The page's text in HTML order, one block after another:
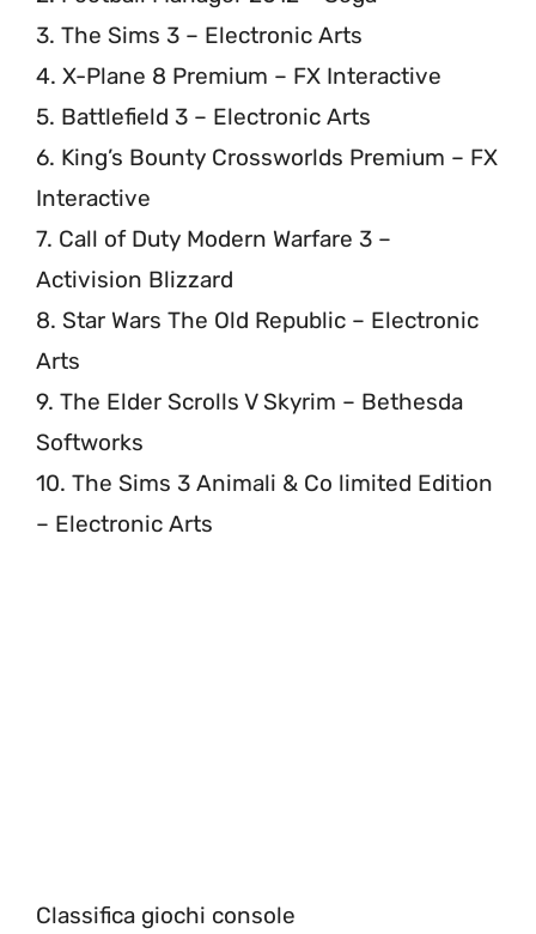
3. The Sims 3 – Electronic Arts
4. X-Plane 8 Premium – FX Interactive
5. Battlefield 3 – Electronic Arts
6. King’s Bounty Crossworlds Premium – FX
Interactive
7. Call of Duty Modern Warfare 3 –
Activision Blizzard
8. Star Wars The Old Republic – Electronic
Arts
9. The Elder Scrolls V Skyrim – Bethesda
Softworks
10. The Sims 3 Animali & Co limited Edition
– Electronic Arts
Classifica giochi console